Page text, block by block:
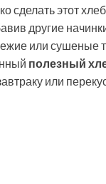
сделать этот
другие
или сушеные
полезный
или